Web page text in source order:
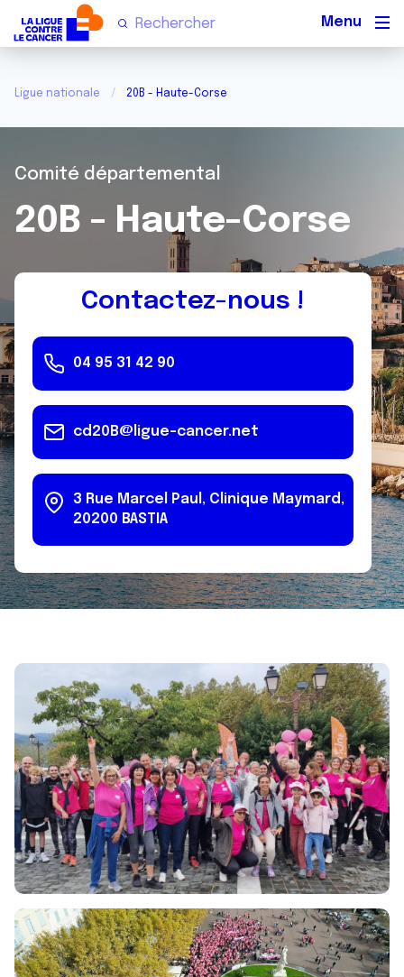
Ligue nationale 20B - Haute-Corse
Comité départemental
20B - Haute-Corse
Contactez-nous !
04 95 31 42 90
cd20B@ligue-cancer.net
3 Rue Marcel Paul, Clinique Maymard,
20200 BASTIA